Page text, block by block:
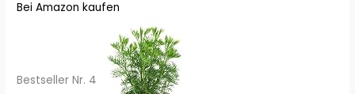
Bei Amazon kaufen
Bestseller Nr. 4